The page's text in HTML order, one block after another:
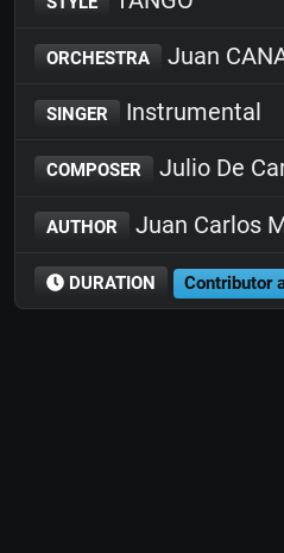
ORCHESTRA Juan
SINGER Instrumental
COMPOSER Julio De
AUTHOR Juan Carlos
DURATION Contributor